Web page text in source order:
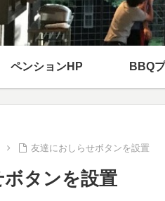
ペンションHP BBQ
友達におしらせボタンを設置
タンを設置